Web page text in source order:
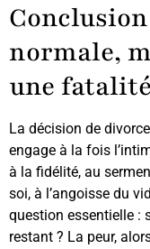
normale,
une fatalité
La décision de
engage à la fois
à la fidélité, au
soi, à l’angoisse du
question essentielle :
restant ? La peur,